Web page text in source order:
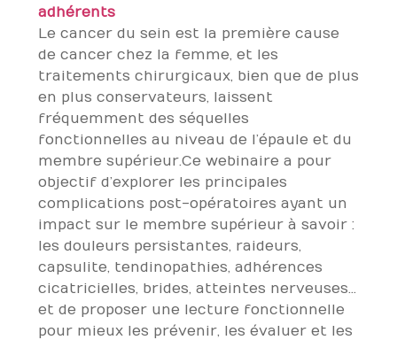
adhérents
Le cancer du sein est la première cause
de cancer chez la femme, et les
traitements chirurgicaux, bien que de plus
en plus conservateurs, laissent
fréquemment des séquelles
fonctionnelles au niveau de l’épaule et du
membre supérieur.Ce webinaire a pour
objectif d’explorer les principales
complications post-opératoires ayant un
impact sur le membre supérieur à savoir :
les douleurs persistantes, raideurs,
capsulite, tendinopathies, adhérences
cicatricielles, brides, atteintes nerveuses…
et de proposer une lecture fonctionnelle
pour mieux les prévenir, les évaluer et les